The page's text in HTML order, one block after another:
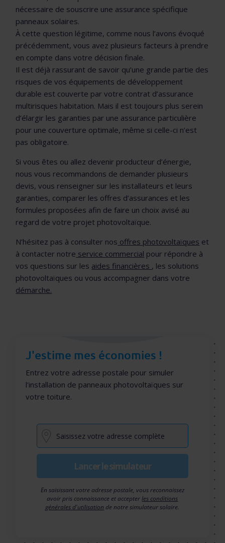
nécessaire de souscrire une assurance spécifique
panneaux solaires.
À cette question légitime, comme nous l’avons évoqué
précédemment, vous avez plusieurs facteurs à prendre
en compte dans votre décision finale.
Il est déjà rassurant de savoir qu’une grande partie des
risques de vos équipements de développement
durable est couverte par votre contrat d’assurance
multirisques habitation. Mais il est toujours plus serein
d’élargir les garanties par une assurance particulière
pour une couverture optimale, même si celle-ci n’est
pas obligatoire.
Si vous êtes ou allez devenir producteur d’énergie,
nous vous recommandons de demander plusieurs
devis, vous renseigner sur les installateurs et leurs
garanties, comparer les offres d’assurances et les
formules proposées afin de faire un choix avisé au
regard de votre projet photovoltaïque.
N’hésitez pas à consulter nos offres photovoltaïques et
à contacter notre service commercial pour répondre à
vos questions sur les aides financières , les solutions
photovoltaïques ou vous accompagner dans votre
démarche.
J'estime mes économies !
Entrez votre adresse postale pour simuler
l'installation de panneaux photovoltaïques sur
votre toiture.
Lancer le simulateur
En saisissant votre adresse postale, vous reconnaissez
avoir pris connaissance et accepterles conditions
générales d'utilisation de notre simulateur solaire.